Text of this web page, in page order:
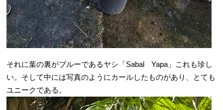
それに葉の裏がブルーであるヤシ「Sabal Yapa」これも珍し
い。そして中には写真のようにカールしたものがあり、とても
ユニークである。